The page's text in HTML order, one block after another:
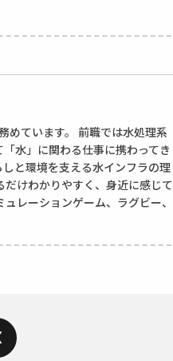
めています。 前職では水処理系
水」に関わる仕事に携わってき
と環境を支える水インフラの理
けわかりやすく、身近に感じて
レーションゲーム、ラグビー、